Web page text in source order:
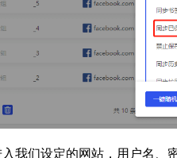
我们设定的网站，用户名、